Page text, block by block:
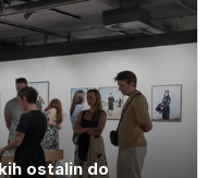
ostalin do